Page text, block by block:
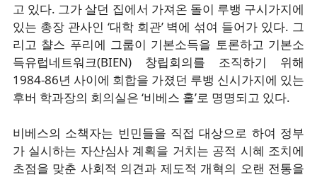
고 있다. 그가 살던 집에서 가져온 돌이 루뱅 구시가지에
있는 총장 관사인 ‘대학 회관’ 벽에 섞여 들어가 있다. 그
리고 챨스 푸리에 그룹이 기본소득을 토론하고 기본소
득유럽네트워크(BIEN) 창립회의를 조직하기 위해
1984-86년 사이에 회합을 가졌던 루뱅 신시가지에 있는
후버 학과장의 회의실은 ‘비베스 홀’로 명명되고 있다.
비베스의 소책자는 빈민들을 직접 대상으로 하여 정부
가 실시하는 자산심사 계획을 거치는 공적 시혜 조치에
초점을 맞춘 사회적 의견과 제도적 개혁의 오랜 전통을